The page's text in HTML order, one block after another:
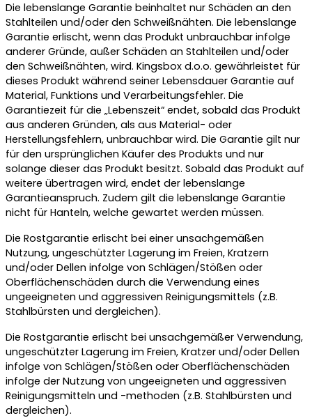
Die lebenslange Garantie beinhaltet nur Schäden an den
Stahlteilen und/oder den Schweißnähten. Die lebenslange
Garantie erlischt, wenn das Produkt unbrauchbar infolge
anderer Gründe, außer Schäden an Stahlteilen und/oder
den Schweißnähten, wird. Kingsbox d.o.o. gewährleistet für
dieses Produkt während seiner Lebensdauer Garantie auf
Material, Funktions und Verarbeitungsfehler. Die
Garantiezeit für die „Lebenszeit“ endet, sobald das Produkt
aus anderen Gründen, als aus Material- oder
Herstellungsfehlern, unbrauchbar wird. Die Garantie gilt nur
für den ursprünglichen Käufer des Produkts und nur
solange dieser das Produkt besitzt. Sobald das Produkt auf
weitere übertragen wird, endet der lebenslange
Garantieanspruch. Zudem gilt die lebenslange Garantie
nicht für Hanteln, welche gewartet werden müssen.
Die Rostgarantie erlischt bei einer unsachgemäßen
Nutzung, ungeschützter Lagerung im Freien, Kratzern
und/oder Dellen infolge von Schlägen/Stößen oder
Oberflächenschäden durch die Verwendung eines
ungeeigneten und aggressiven Reinigungsmittels (z.B.
Stahlbürsten und dergleichen).
Die Rostgarantie erlischt bei unsachgemäßer Verwendung,
ungeschützter Lagerung im Freien, Kratzer und/oder Dellen
infolge von Schlägen/Stößen oder Oberflächenschäden
infolge der Nutzung von ungeeigneten und aggressiven
Reinigungsmitteln und -methoden (z.B. Stahlbürsten und
dergleichen).